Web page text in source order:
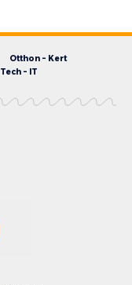
Otthon – Kert
Tech – IT